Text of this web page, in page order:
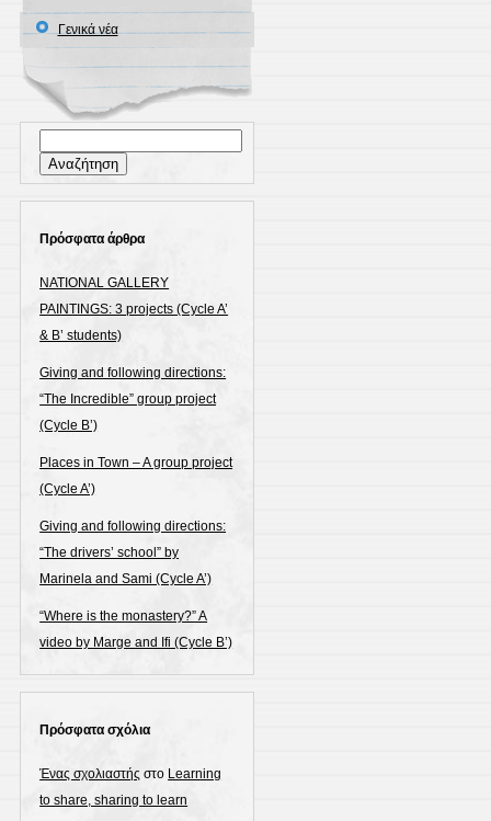
Γενικά νέα
για:
Πρόσφατα άρθρα
NATIONAL GALLERY
PAINTINGS: 3 projects (Cycle A’
& B’ students)
Giving and following directions:
“The Incredible” group project
(Cycle B’)
Places in Town – A group project
(Cycle A’)
Giving and following directions:
“The drivers’ school” by
Marinela and Sami (Cycle A’)
“Where is the monastery?” A
video by Marge and Ifi (Cycle B’)
Πρόσφατα σχόλια
Ένας σχολιαστής στο Learning
to share, sharing to learn